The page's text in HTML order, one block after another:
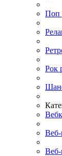
Поп
Рок
Веб-